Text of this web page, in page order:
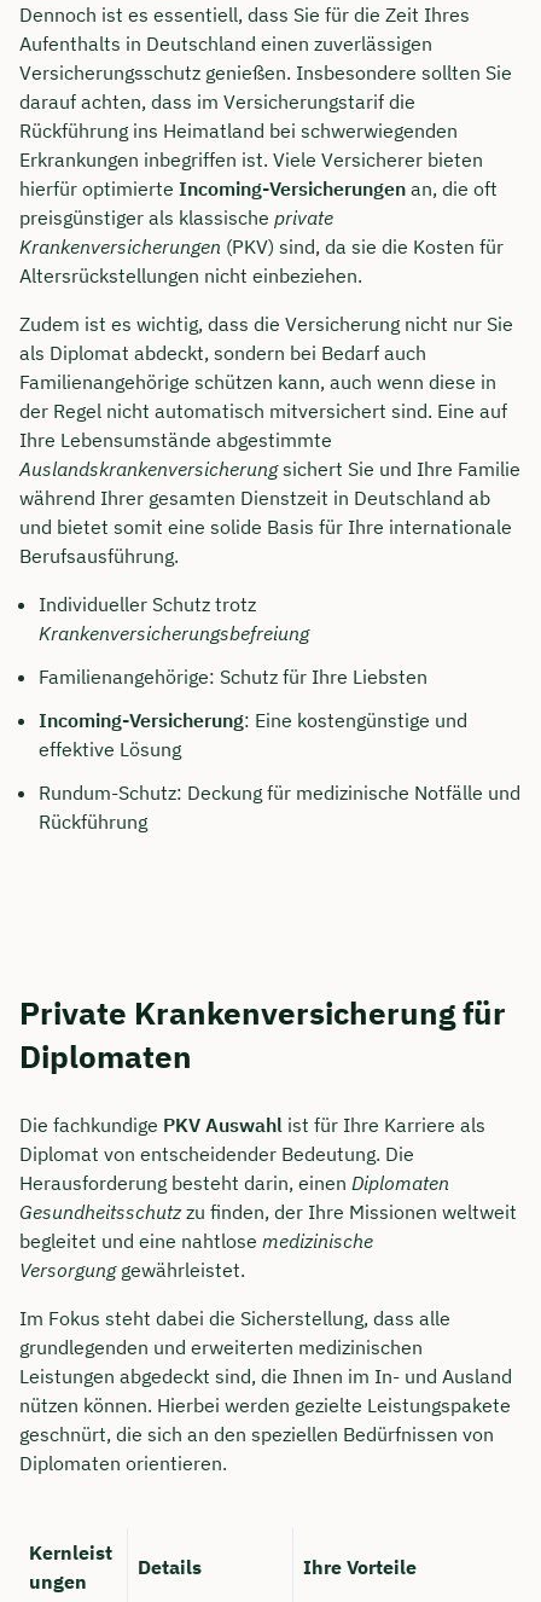
Dennoch ist es essentiell, dass Sie für die Zeit Ihres
Aufenthalts in Deutschland einen zuverlässigen
Versicherungsschutz genießen. Insbesondere sollten Sie
darauf achten, dass im Versicherungstarif die
Rückführung ins Heimatland bei schwerwiegenden
Erkrankungen inbegriffen ist. Viele Versicherer bieten
hierfür optimierte Incoming-Versicherungen an, die oft
preisgünstiger als klassische private
Krankenversicherungen (PKV) sind, da sie die Kosten für
Altersrückstellungen nicht einbeziehen.
Zudem ist es wichtig, dass die Versicherung nicht nur Sie
als Diplomat abdeckt, sondern bei Bedarf auch
Familienangehörige schützen kann, auch wenn diese in
der Regel nicht automatisch mitversichert sind. Eine auf
Ihre Lebensumstände abgestimmte
Auslandskrankenversicherungsichert Sie und Ihre Familie
während Ihrer gesamten Dienstzeit in Deutschland ab
und bietet somit eine solide Basis für Ihre internationale
Berufsausführung.
Individueller Schutz trotz
Krankenversicherungsbefreiung
Familienangehörige: Schutz für Ihre Liebsten
Incoming-Versicherung: Eine kostengünstige und
effektive Lösung
Rundum-Schutz: Deckung für medizinische Notfälle und
Rückführung
Private Krankenversicherung für
Diplomaten
Die fachkundige PKV Auswahl ist für Ihre Karriere als
Diplomat von entscheidender Bedeutung. Die
Herausforderung besteht darin, einen Diplomaten
Gesundheitsschutzzu finden, der Ihre Missionen weltweit
begleitet und eine nahtlose medizinische
Versorgunggewährleistet.
Im Fokus steht dabei die Sicherstellung, dass alle
grundlegenden und erweiterten medizinischen
Leistungen abgedeckt sind, die Ihnen im In- und Ausland
nützen können. Hierbei werden gezielte Leistungspakete
geschnürt, die sich an den speziellen Bedürfnissen von
Diplomaten orientieren.
Kernleist
ungen
Details Ihre Vorteile